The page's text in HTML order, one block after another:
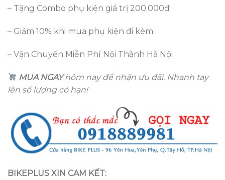
– Tặng Combo phụ kiện giá trị 200.000đ
– Giảm 10% khi mua phụ kiện đi kèm.
– Vận Chuyển Miễn Phí Nội Thành Hà Nội
MUA NGAYhôm nay để nhận ưu đãi. Nhanh tay
lên số lượng có hạn!
BIKEPLUS XIN CAM KẾT: